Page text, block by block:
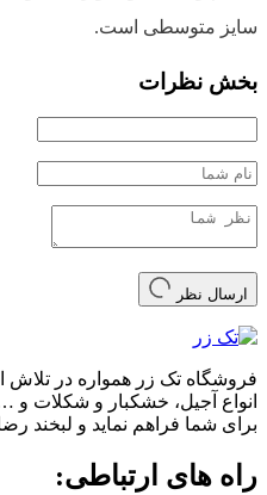
سایز متوسطی است.
بخش نظرات
ارسال نظر
فروشگاه تک زر همواره در تلاش
انواع آجیل، خشکبار و شکلات و …
برای شما فراهم نماید و لبخند
راه های ارتباطی: